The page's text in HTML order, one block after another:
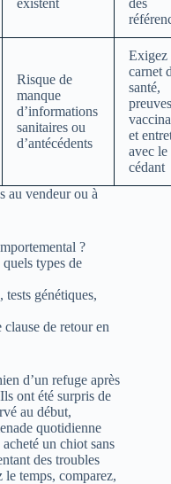
existent
des
Risque de
manque
d’informations
sanitaires ou
d’antécédents
Exigez
carnet
santé,
et
avec le
cédant
au vendeur ou à
?
types de
génétiques,
de retour en
d’un refuge après
ont été surpris de
au début,
quotidienne
un chiot sans
des troubles
le temps, comparez,